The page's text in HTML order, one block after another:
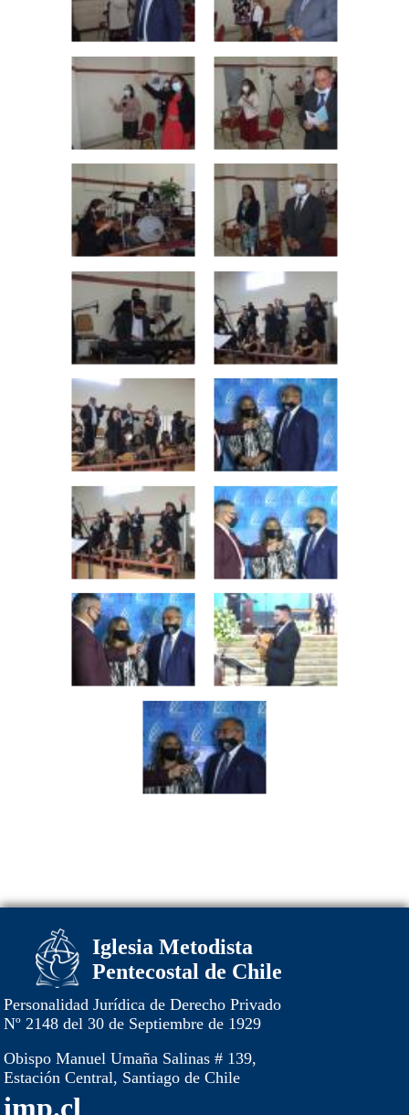
Iglesia Metodista
Pentecostal de Chile
Personalidad Jurídica de Derecho Privado
Nº 2148 del 30 de Septiembre de 1929
Obispo Manuel Umaña Salinas # 139,
Estación Central, Santiago de Chile
imp.cl